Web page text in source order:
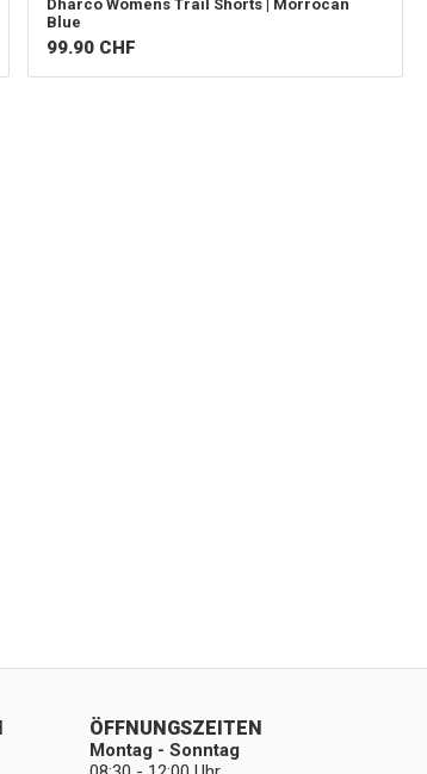
Dharco Womens Trail Shorts | Morrocan
Blue
99.90 CHF
ÖFFNUNGSZEITEN
Montag - Sonntag